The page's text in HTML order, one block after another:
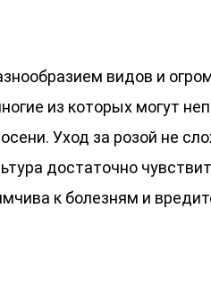
видов и
из которых могут
Уход за розой не
достаточно
к болезням и